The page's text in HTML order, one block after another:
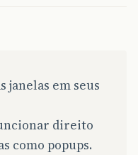
janelas em seus
direito
como popups.